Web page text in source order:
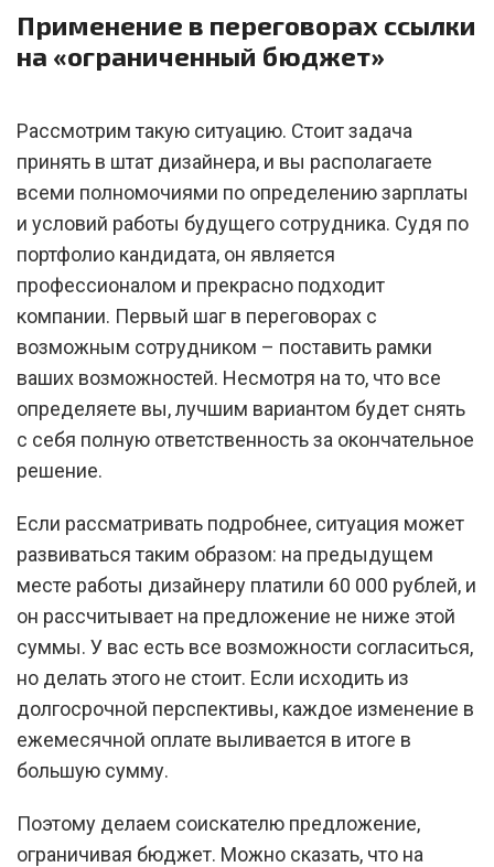
Применение в переговорах ссылки
на «ограниченный бюджет»
Рассмотрим такую ситуацию. Стоит задача
принять в штат дизайнера, и вы располагаете
всеми полномочиями по определению зарплаты
и условий работы будущего сотрудника. Судя по
портфолио кандидата, он является
профессионалом и прекрасно подходит
компании. Первый шаг в переговорах с
возможным сотрудником – поставить рамки
ваших возможностей. Несмотря на то, что все
определяете вы, лучшим вариантом будет снять
с себя полную ответственность за окончательное
решение.
Если рассматривать подробнее, ситуация может
развиваться таким образом: на предыдущем
месте работы дизайнеру платили 60 000 рублей, и
он рассчитывает на предложение не ниже этой
суммы. У вас есть все возможности согласиться,
но делать этого не стоит. Если исходить из
долгосрочной перспективы, каждое изменение в
ежемесячной оплате выливается в итоге в
большую сумму.
Поэтому делаем соискателю предложение,
ограничивая бюджет. Можно сказать, что на